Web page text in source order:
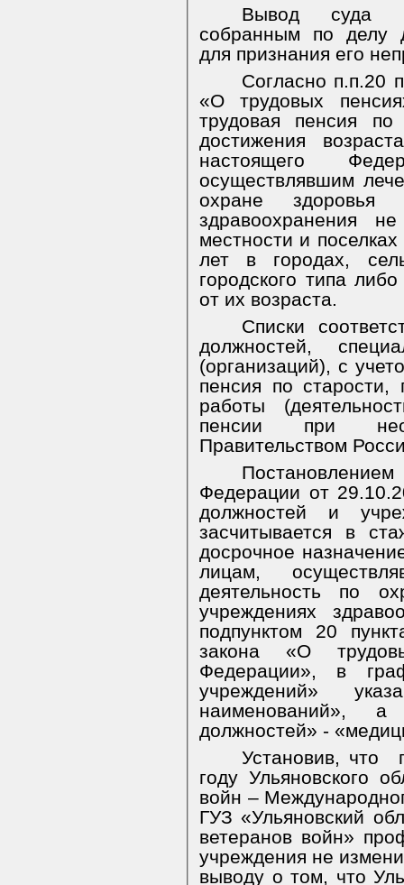
Вывод суда
собранным по делу
для признания его
Согласно п.п.20
«О трудовых
трудовая пенсия по
достижения
настоящего
осуществлявшим
охране здоровья
здравоохранения
местности и
лет в городах,
городского типа
от их возраста.
Списки
должностей,
(организаций), с
пенсия по старости,
работы
пенсии при
Правительством
Федерации от
должностей и
засчитывается в
досрочное
лицам,
деятельность по
учреждениях
подпунктом 20
закона «О
Федерации», в
учреждений»
наименований»,
должностей» -
Установив, что
году Ульяновского
войн –
ГУЗ «Ульяновский
ветеранов войн»
учреждения не
выводу о том, что